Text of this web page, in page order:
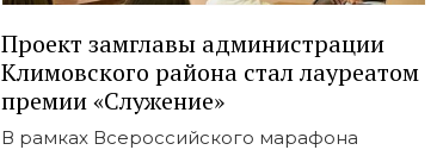
Проект замглавы администрации
Климовского района стал лауреатом
премии «Служение»
В рамках Всероссийского марафона